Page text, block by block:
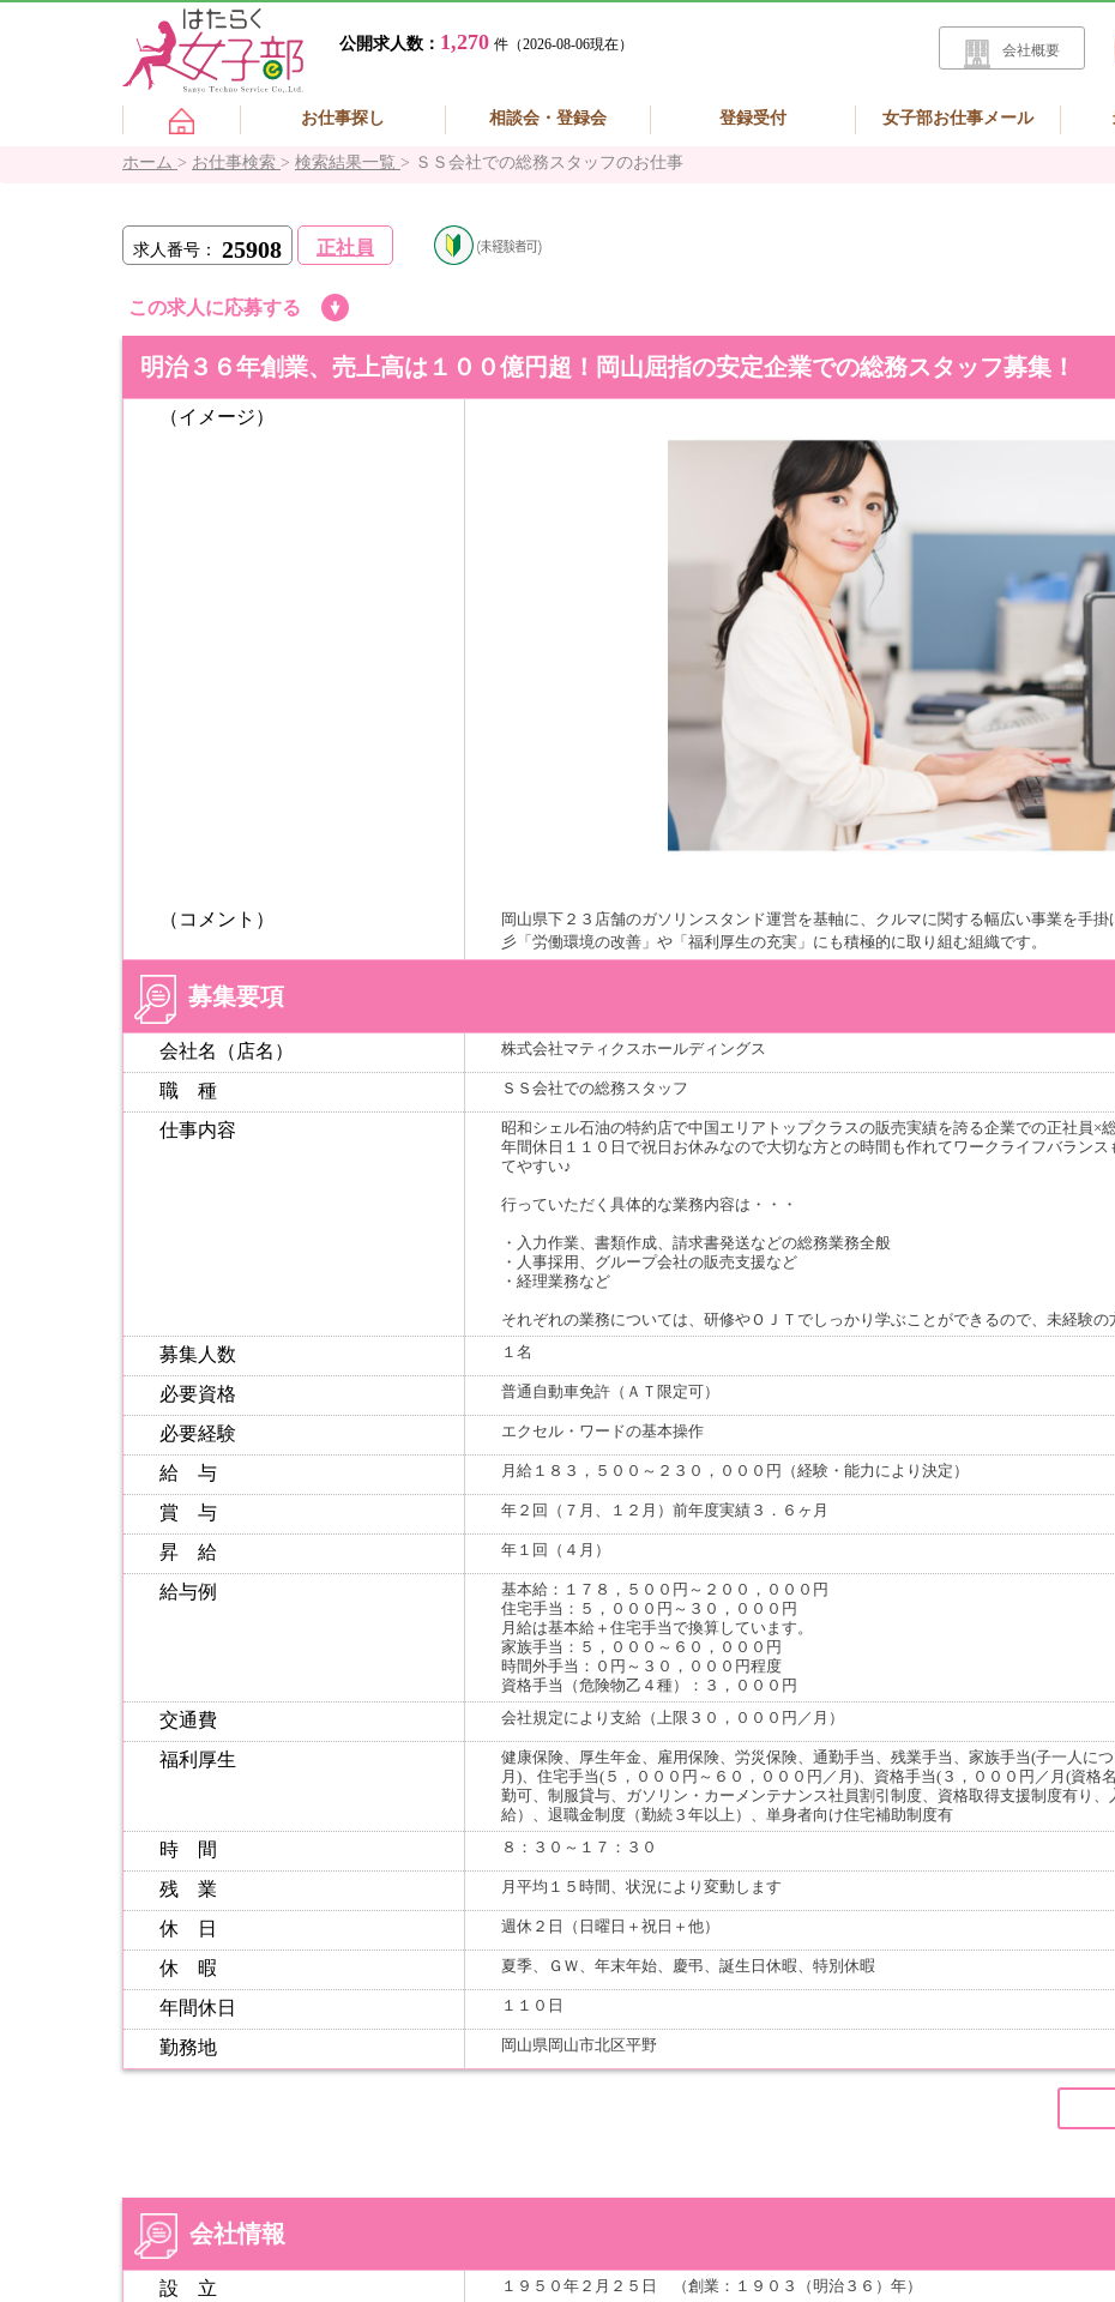
公開求人数： 1,270 件（2026-08-06現在） 会社概要
お仕事探し 相談会・登録会 登録受付 女子部お仕事メール
ホーム > お仕事検索 > 検索結果一覧 > ＳＳ会社での総務スタッフのお仕事
求人番号： 25908 正社員
この求人に応募する
明治３６年創業、売上高は１００億円超！岡山屈指の安定企業での総務スタッフ募集！
（イメージ）
（コメント）
岡山県下２３店舗のガソリンスタンド運営を基軸に、クルマに関する幅広い事業を手
彡「労働環境の改善」や「福利厚生の充実」にも積極的に取り組む組織です。
募集要項
会社名（店名） 株式会社マティクスホールディングス
職 種 ＳＳ会社での総務スタッフ
仕事内容
昭和シェル石油の特約店で中国エリアトップクラスの販売実績を誇る企業での正社員×
年間休日１１０日で祝日お休みなので大切な方との時間も作れてワークライフバラン
てやすい♪
行っていただく具体的な業務内容は・・・
・入力作業、書類作成、請求書発送などの総務業務全般
・人事採用、グループ会社の販売支援など
・経理業務など
それぞれの業務については、研修やＯＪＴでしっかり学ぶことができるので、未経験の
募集人数 １名
必要資格 普通自動車免許（ＡＴ限定可）
必要経験 エクセル・ワードの基本操作
給 与 月給１８３，５００～２３０，０００円（経験・能力により決定）
賞 与 年２回（７月、１２月）前年度実績３．６ヶ月
昇 給 年１回（４月）
給与例
基本給：１７８，５００円～２００，０００円
住宅手当：５，０００円～３０，０００円
月給は基本給＋住宅手当で換算しています。
家族手当：５，０００～６０，０００円
時間外手当：０円～３０，０００円程度
資格手当（危険物乙４種）：３，０００円
交通費 会社規定により支給（上限３０，０００円／月）
福利厚生
健康保険、厚生年金、雇用保険、労災保険、通勤手当、残業手当、家族手当(子一人に
月)、住宅手当(５，０００円～６０，０００円／月)、資格手当(３，０００円／月(資格
勤可、制服貸与、ガソリン・カーメンテナンス社員割引制度、資格取得支援制度有り
給）、退職金制度（勤続３年以上）、単身者向け住宅補助制度有
時 間 ８：３０～１７：３０
残 業 月平均１５時間、状況により変動します
休 日 週休２日（日曜日＋祝日＋他）
休 暇 夏季、ＧＷ、年末年始、慶弔、誕生日休暇、特別休暇
年間休日 １１０日
勤務地 岡山県岡山市北区平野
会社情報
設 立 １９５０年２月２５日 （創業：１９０３（明治３６）年）